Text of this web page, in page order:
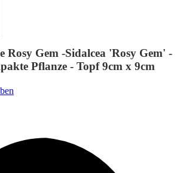
Rosy Gem -Sidalcea 'Rosy Gem' -
Pflanze - Topf 9cm x 9cm